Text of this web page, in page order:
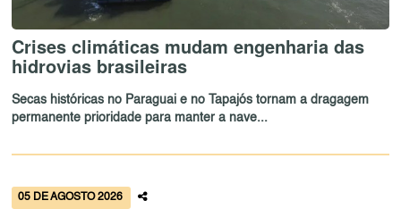
Crises climáticas mudam engenharia das
hidrovias brasileiras
Secas históricas no Paraguai e no Tapajós tornam a dragagem
permanente prioridade para manter a nave...
05 DE AGOSTO 2026